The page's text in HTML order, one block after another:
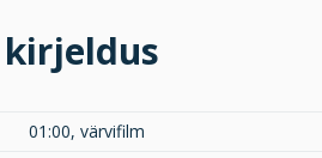
01:00, värvifilm